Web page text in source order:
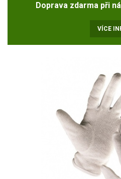
Doprava zdarma při
VÍCE